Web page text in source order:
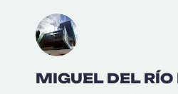
MIGUEL DEL